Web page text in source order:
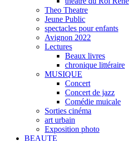
Theo Theatre
Jeune Public
spectacles pour enfants
Avignon 2022
Lectures
Beaux livres
chronique littéraire
MUSIQUE
Concert
Concert de jazz
Comédie muicale
Sorties cinéma
art urbain
Exposition photo
BEAUTE